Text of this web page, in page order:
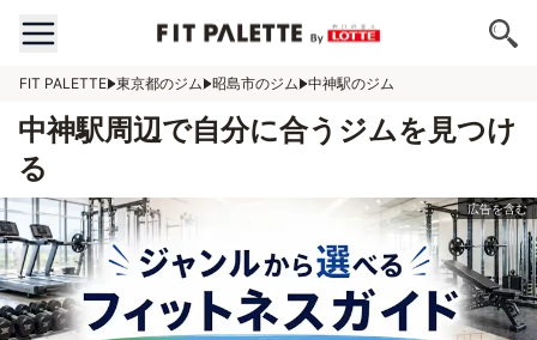
FIT PALETTE 東京都のジム 昭島市のジム 中神駅のジム
中神駅周辺で自分に合うジムを見つけ
る